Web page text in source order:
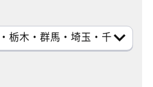
栃木・群馬・埼玉・千葉・神